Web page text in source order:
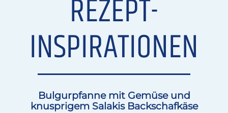
REZEPT-
INSPIRATIONEN
Bulgurpfanne mit Gemüse und
knusprigem Salakis Backschafkäse